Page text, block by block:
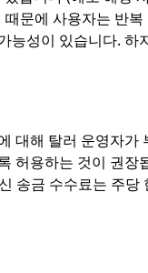
문에 사용자는 반
성이 있습니다.
대해 탈러 운영자
허용하는 것이 권장
송금 수수료는 주